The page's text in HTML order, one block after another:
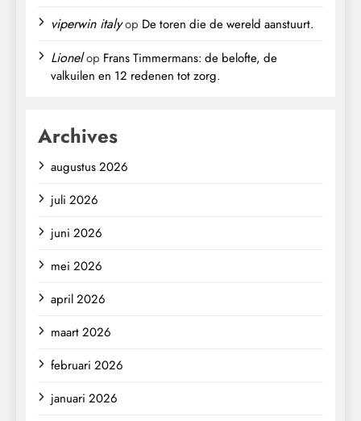
viperwin italyop De toren die de wereld aanstuurt.
Lionelop Frans Timmermans: de belofte, de
valkuilen en 12 redenen tot zorg.
Archives
augustus 2026
juli 2026
juni 2026
mei 2026
april 2026
maart 2026
februari 2026
januari 2026